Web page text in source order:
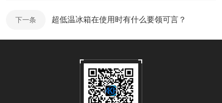
下一条 超低温冰箱在使用时有什么要领可言？